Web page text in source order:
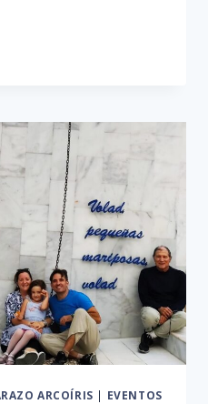
ARCOÍRIS | EVENTOS